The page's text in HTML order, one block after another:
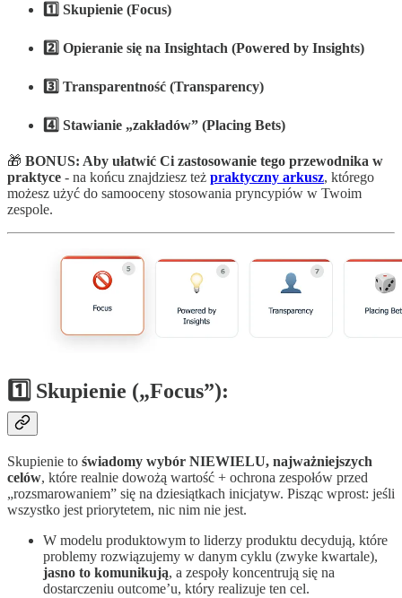
1️⃣ Skupienie (Focus)
2️⃣ Opieranie się na Insightach (Powered by Insights)
3️⃣ Transparentność (Transparency)
4️⃣ Stawianie „zakładów” (Placing Bets)
🎁 BONUS: Aby ułatwić Ci zastosowanie tego przewodnika w
praktyce - na końcu znajdziesz też praktyczny arkusz, którego
możesz użyć do samooceny stosowania pryncypiów w Twoim
zespole.
1️⃣ Skupienie („Focus”):
Skupienie to świadomy wybór NIEWIELU, najważniejszych
celów, które realnie dowożą wartość + ochrona zespołów przed
„rozsmarowaniem” się na dziesiątkach inicjatyw. Pisząc wprost: jeśli
wszystko jest priorytetem, nic nim nie jest.
W modelu produktowym to liderzy produktu decydują, które
problemy rozwiązujemy w danym cyklu (zwyke kwartale),
jasno to komunikują, a zespoły koncentrują się na
dostarczeniu outcome’u, który realizuje ten cel.